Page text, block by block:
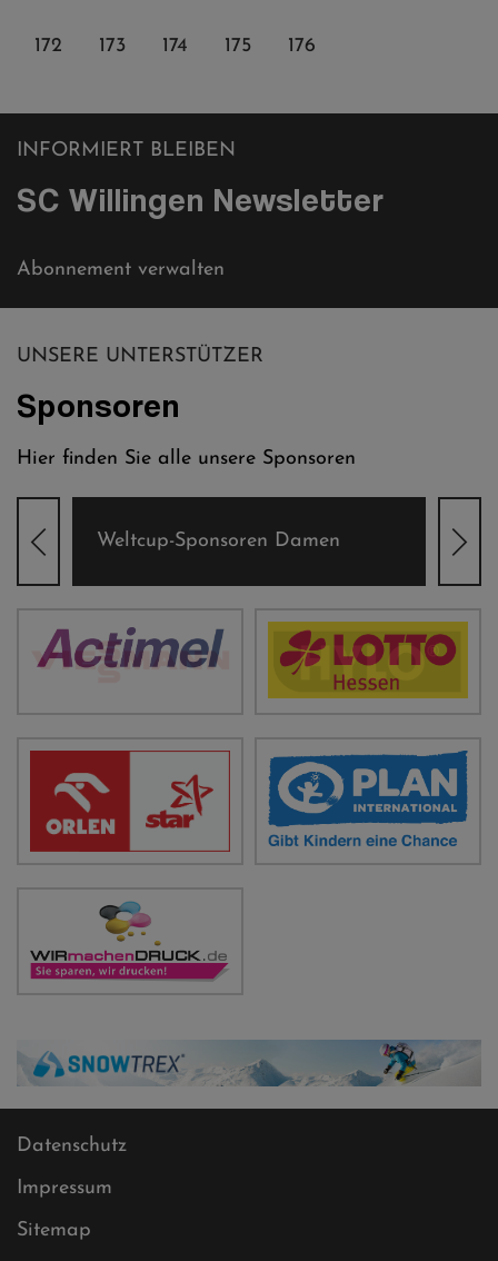
PAGE
172 PAGE
173 PAGE
174 PAGE
175
AKTUELLE
176
INFORMIERT BLEIBEN
SC Willingen Newsletter
Abonnement verwalten
UNSERE UNTERSTÜTZER
Sponsoren
Hier finden Sie alle unsere Sponsoren
Weltcup-Sponsoren Damen
Datenschutz
Impressum
Sitemap